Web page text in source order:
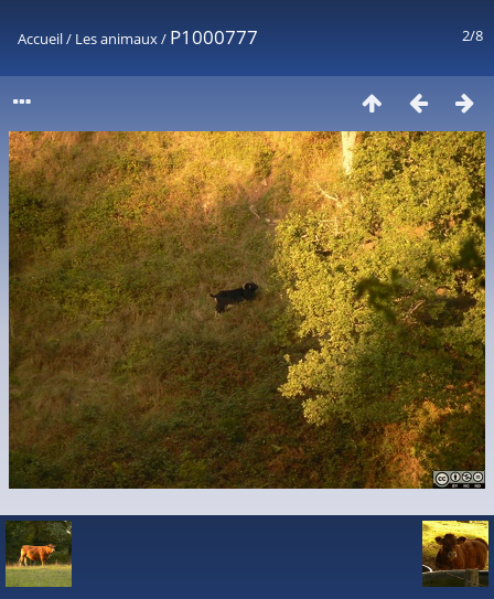
2/8
Accueil/ Les animaux/ P1000777